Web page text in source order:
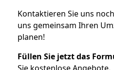
Kontaktieren Sie uns
uns gemeinsam Ihren
planen!
Füllen Sie jetzt das
Sie kostenlose Angebote.